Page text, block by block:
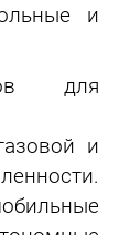
и
для
и